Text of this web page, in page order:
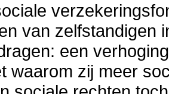
van zelfstandigen
een
waarom zij meer